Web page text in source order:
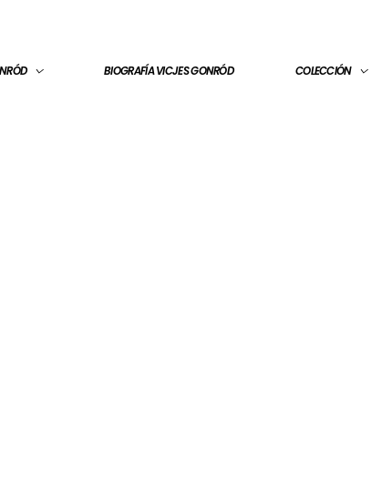
BIOGRAFÍA VICJES GONRÓD COLECCIÓN